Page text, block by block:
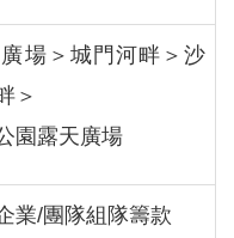
場＞城門河畔＞沙
＞
園露天廣場
業/團隊組隊籌款